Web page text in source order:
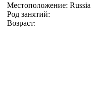
Местоположение: Russia
Род занятий:
Возраст: